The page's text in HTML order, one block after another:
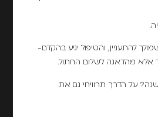
להתעניין, והטיפול יגיע בהקדם-
אלא מהדאגה לשלום החתול.
על הדרך תרוויחי גם את